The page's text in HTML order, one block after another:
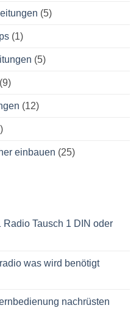
(5)
(1)
(5)
(9)
(12)
einbauen (25)
Radio Tausch 1 DIN oder
was wird benötigt
nachrüsten